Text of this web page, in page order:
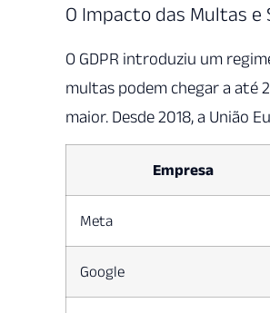
O Impacto das Multas e
O GDPR introduziu um
multas podem chegar a até
maior. Desde 2018, a União
Empresa
Meta
Google